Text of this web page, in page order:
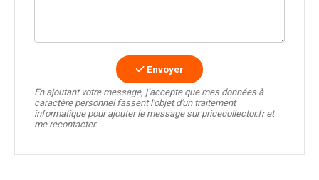
Envoyer
En ajoutant votre message, j’accepte que mes données à
caractère personnel fassent l'objet d'un traitement
informatique pour ajouter le message sur pricecollector.fr et
me recontacter.